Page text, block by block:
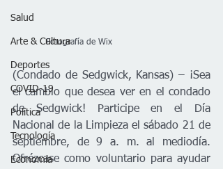
Salud
Arte & Cultura
Deportes
COVID-19
Política
Tecnología
Economía
            Fotografía de Wix
(Condado de Sedgwick, Kansas) – ¡Sea
el cambio que desea ver en el condado
de Sedgwick! Participe en el Día
Nacional de la Limpieza el sábado 21 de
septiembre, de 9 a. m. al mediodía.
Ofrézcase como voluntario para ayudar